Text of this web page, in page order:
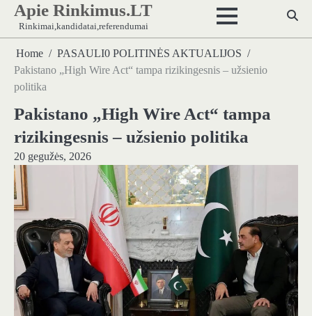
Skip
content
Apie Rinkimus.LT
Rinkimai,kandidatai,referendumai
Home
PASAULI0 POLITINĖS AKTUALIJOS
Pakistano „High Wire Act“ tampa rizikingesnis – užsienio
politika
Pakistano „High Wire Act“ tampa
rizikingesnis – užsienio politika
20 gegužės, 2026